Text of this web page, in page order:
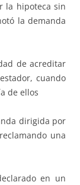
la hipoteca sin
la demanda
de acreditar
cuando
de ellos
dirigida por
una
en un